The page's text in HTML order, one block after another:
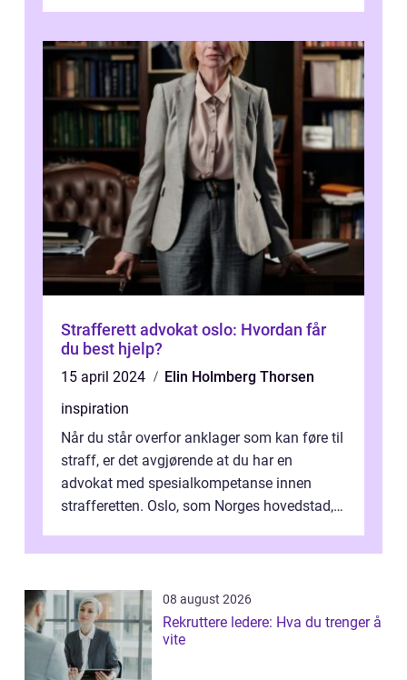
Strafferett advokat oslo: Hvordan får
du best hjelp?
15 april 2024
Elin Holmberg Thorsen
inspiration
Når du står overfor anklager som kan føre til
straff, er det avgjørende at du har en
advokat med spesialkompetanse innen
strafferetten. Oslo, som Norges hovedstad,
08 august 2026
Rekruttere ledere: Hva du trenger å
vite